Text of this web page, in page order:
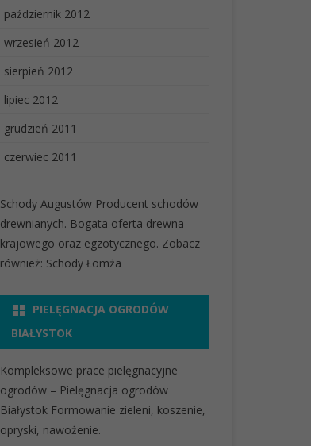
październik 2012
wrzesień 2012
sierpień 2012
lipiec 2012
grudzień 2011
czerwiec 2011
Schody Augustów Producent schodów
drewnianych. Bogata oferta drewna
krajowego oraz egzotycznego. Zobacz
również: Schody Łomża
PIELĘGNACJA OGRODÓW
BIAŁYSTOK
Kompleksowe prace pielęgnacyjne
ogrodów– Pielęgnacja ogrodów
BiałystokFormowanie zieleni, koszenie,
opryski, nawożenie.